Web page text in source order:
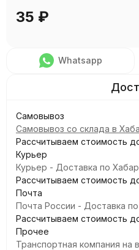
35 ₽
Whatsapp
Самовывоз
Самовывоз со склада в
Рассчитываем стоимость
Курьер
Курьер - Доставка по
Рассчитываем стоимость
Почта
Почта России - Доставка
Рассчитываем стоимость
Прочее
Транспортная компания